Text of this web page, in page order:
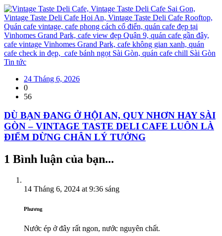
Tin tức
24 Tháng 6, 2026
0
56
DÙ BẠN ĐANG Ở HỘI AN, QUY NHƠN HAY SÀI
GÒN – VINTAGE TASTE DELI CAFE LUÔN LÀ
ĐIỂM DỪNG CHÂN LÝ TƯỞNG
1 Bình luận của bạn...
14 Tháng 6, 2024 at 9:36 sáng
Phương
Nước ép ở đây rất ngon, nước nguyên chất.